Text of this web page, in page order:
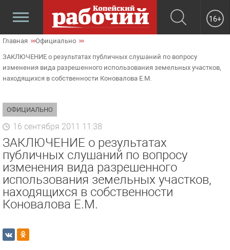
16+
Главная Официально
ЗАКЛЮЧЕНИЕ о результатах публичных слушаний по вопросу
изменения вида разрешенного использования земельных участков,
находящихся в собственности Коновалова Е.М.
ОФИЦИАЛЬНО
16 сентября 2011 11:38
ЗАКЛЮЧЕНИЕ о результатах
публичных слушаний по вопросу
изменения вида разрешенного
использования земельных участков,
находящихся в собственности
Коновалова Е.М.